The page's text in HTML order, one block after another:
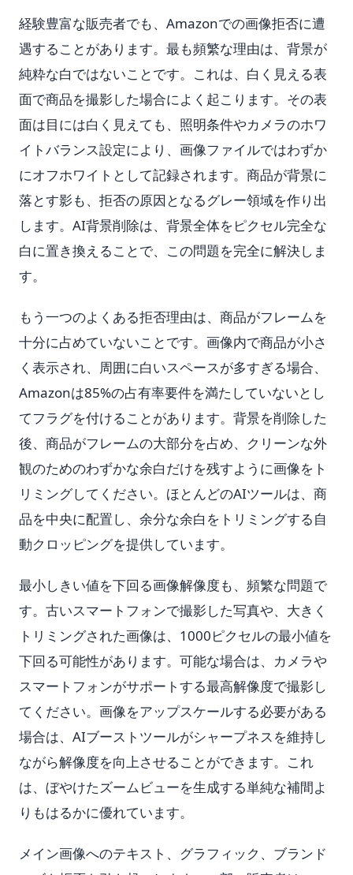
経験豊富な販売者でも、Amazonでの画像拒否に遭
遇することがあります。最も頻繁な理由は、背景が
純粋な白ではないことです。これは、白く見える表
面で商品を撮影した場合によく起こります。その表
面は目には白く見えても、照明条件やカメラのホワ
イトバランス設定により、画像ファイルではわずか
にオフホワイトとして記録されます。商品が背景に
落とす影も、拒否の原因となるグレー領域を作り出
します。AI背景削除は、背景全体をピクセル完全な
白に置き換えることで、この問題を完全に解決しま
す。
もう一つのよくある拒否理由は、商品がフレームを
十分に占めていないことです。画像内で商品が小さ
く表示され、周囲に白いスペースが多すぎる場合、
Amazonは85%の占有率要件を満たしていないとし
てフラグを付けることがあります。背景を削除した
後、商品がフレームの大部分を占め、クリーンな外
観のためのわずかな余白だけを残すように画像をト
リミングしてください。ほとんどのAIツールは、商
品を中央に配置し、余分な余白をトリミングする自
動クロッピングを提供しています。
最小しきい値を下回る画像解像度も、頻繁な問題で
す。古いスマートフォンで撮影した写真や、大きく
トリミングされた画像は、1000ピクセルの最小値を
下回る可能性があります。可能な場合は、カメラや
スマートフォンがサポートする最高解像度で撮影し
てください。画像をアップスケールする必要がある
場合は、AIブーストツールがシャープネスを維持し
ながら解像度を向上させることができます。これ
は、ぼやけたズームビューを生成する単純な補間よ
りもはるかに優れています。
メイン画像へのテキスト、グラフィック、ブランド